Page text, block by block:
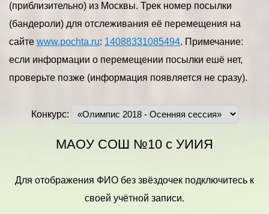
(приблизительно) из Москвы. Трек номер посылки
(бандероли) для отслеживания её перемещения на
сайте www.pochta.ru: 14088331085494. Примечание:
если информации о перемещении посылки ешё нет,
проверьте позже (информация появляется не сразу).
Конкурс:
МАОУ СОШ №10 с УИИЯ
Для отображения ФИО без звёздочек подключитесь к
своей учётной записи.